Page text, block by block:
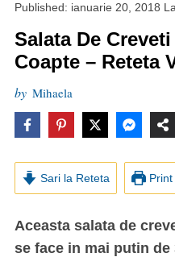
Published: ianuarie 20, 2018
Salata De
Coapte – Reteta
by Mihaela
Sari la Reteta
Aceasta salata de creveti cu legume la cuptor
se face in mai putin de